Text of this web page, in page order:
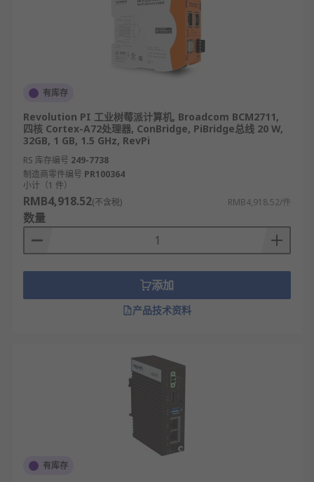
有库存
Revolution PI 工业树莓派计算机, Broadcom BCM2711,
四核 Cortex-A72处理器, ConBridge, PiBridge总线 20 W,
32GB, 1 GB, 1.5 GHz, RevPi
RS 库存编号 249-7738
制造商零件编号 PR100364
小计（1 件）
RMB4,918.52(不含税) RMB4,918.52/件
数量
添加
产品技术资料
有库存